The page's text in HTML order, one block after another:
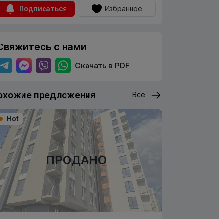
Подписаться Избранное
с нами
Скачать в PDF
предложения Все
ПРОДАНО
Hot